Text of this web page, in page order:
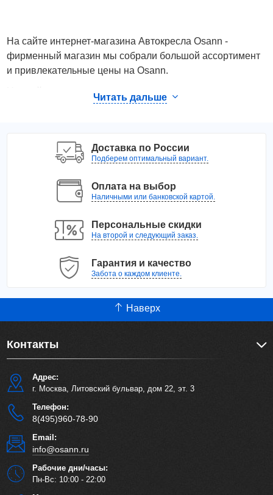
На сайте интернет-магазина Автокресла Osann -
фирменный магазин мы собрали большой ассортимент
и привлекательные цены на Osann.
На этой странице представлены товары производителя
Osann. Вы можете ознакомиться с фотографиями,
понравившиеся модели и выбрать лучшую стоимость.
достаточно оформить заявку на сайте или связаться с
консультантом в режиме on-line.
Читать дальше
Доставка по России
Подберем оптимальный вариант.
Оплата на выбор
Наличными или банковской картой.
Персональные скидки
На второй и следующий заказ.
Гарантия и качество
Забота о каждом клиенте.
Наверх
Контакты
Адрес:
г. Москва, Литовский бульвар, дом 22, эт. 3
Телефон:
8(495)960-78-90
Email:
info@osann.ru
Рабочие дни/часы:
Пн-Вс: 10:00 - 22:00